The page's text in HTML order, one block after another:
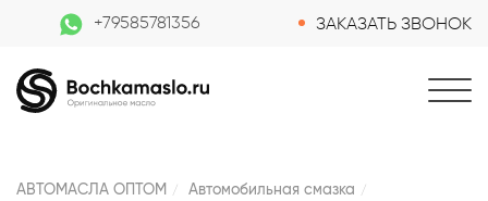
+79585781356 ЗАКАЗАТЬ ЗВОНОК
АВТОМАСЛА ОПТОМ
Автомобильная смазка